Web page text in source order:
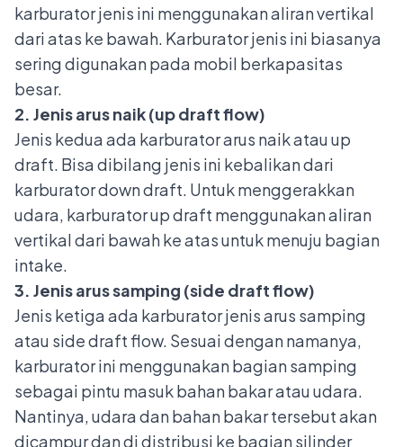
karburator jenis ini menggunakan aliran vertikal
dari atas ke bawah. Karburator jenis ini biasanya
sering digunakan pada mobil berkapasitas
besar.
2. Jenis arus naik (up draft flow)
Jenis kedua ada karburator arus naik atau up
draft. Bisa dibilang jenis ini kebalikan dari
karburator down draft. Untuk menggerakkan
udara, karburator up draft menggunakan aliran
vertikal dari bawah ke atas untuk menuju bagian
intake.
3. Jenis arus samping (side draft flow)
Jenis ketiga ada karburator jenis arus samping
atau side draft flow. Sesuai dengan namanya,
karburator ini menggunakan bagian samping
sebagai pintu masuk bahan bakar atau udara.
Nantinya, udara dan bahan bakar tersebut akan
dicampur dan di distribusi ke bagian silinder